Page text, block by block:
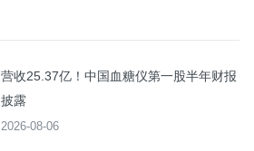
营收25.37亿！中国血糖仪第一股半年财报
披露
2026-08-06